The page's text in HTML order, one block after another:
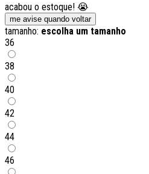
acabou o estoque! 😭
me avise quando voltar
tamanho: escolha um tamanho
36
38
40
42
44
46